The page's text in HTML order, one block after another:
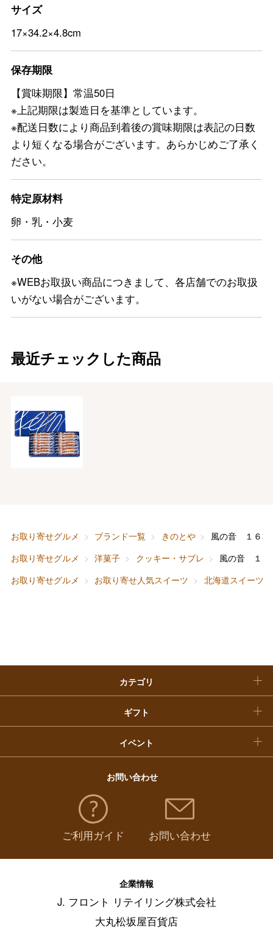
サイズ
17×34.2×4.8cm
保存期限
【賞味期限】常温50日
※上記期限は製造日を基準としています。
※配送日数により商品到着後の賞味期限は表記の日数
より短くなる場合がございます。あらかじめご了承く
ださい。
特定原材料
卵・乳・小麦
その他
※WEBお取扱い商品につきまして、各店舗でのお取扱
いがない場合がございます。
最近チェックした商品
お取り寄せグルメ ブランド一覧 きのとや
風の音 １６本
お取り寄せグルメ
洋菓子 クッキー・サブレ
風の音 １６
お取り寄せグルメ
お取り寄せ人気スイーツ 北海道スイーツ
カテゴリ
ベビー＆キッズ
ギフト
お香典返し
快気祝い
イベント
お中元
敬老の日
福袋
お問い合わせ
ご利用ガイド お問い合わせ
企業情報
J. フロント リテイリング株式会社
大丸松坂屋百貨店